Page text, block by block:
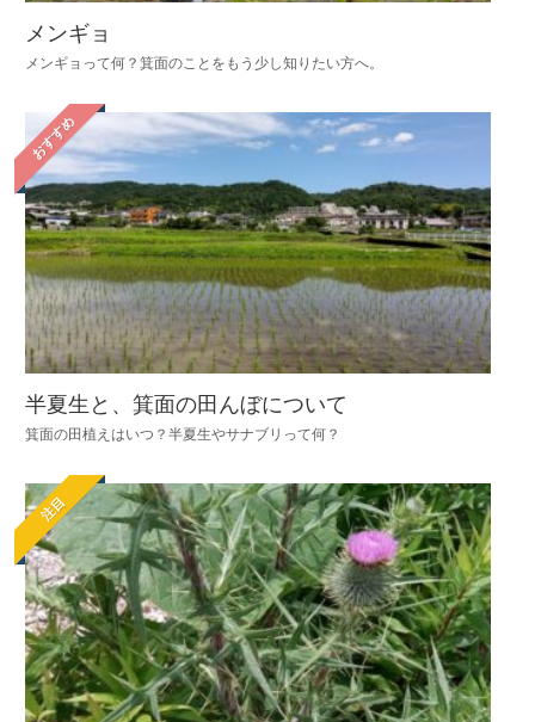
メンギョ
メンギョって何？箕面のことをもう少し知りたい方へ。
おすすめ
半夏生と、箕面の田んぼについて
箕面の田植えはいつ？半夏生やサナブリって何？
注目